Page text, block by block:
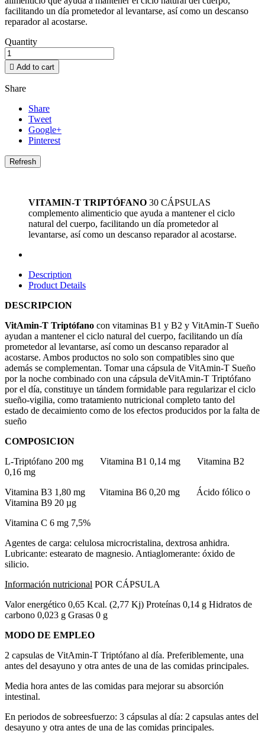
facilitando un día prometedor al levantarse, así como un descanso
reparador al acostarse.
Quantity
 Add to cart
Share
Share
Tweet
Google+
Pinterest
VITAMIN-T TRIPTÓFANO 30 CÁPSULAS
complemento alimenticio que ayuda a mantener el ciclo
natural del cuerpo, facilitando un día prometedor al
levantarse, así como un descanso reparador al acostarse.
Description
Product Details
DESCRIPCION
VitAmin-T Triptófano con vitaminas B1 y B2 y VitAmin-T Sueño
ayudan a mantener el ciclo natural del cuerpo, facilitando un día
prometedor al levantarse, así como un descanso reparador al
acostarse. Ambos productos no solo son compatibles sino que
además se complementan. Tomar una cápsula de VitAmin-T Sueño
por la noche combinado con una cápsula deVitAmin-T Triptófano
por el día, constituye un tándem formidable para regularizar el ciclo
sueño-vigilia, como tratamiento nutricional completo tanto del
estado de decaimiento como de los efectos producidos por la falta de
sueño
COMPOSICION
L-Triptófano 200 mg Vitamina B1 0,14 mg Vitamina B2
0,16 mg
Vitamina B3 1,80 mg Vitamina B6 0,20 mg Ácido fólico o
Vitamina B9 20 µg
Vitamina C 6 mg 7,5%
Agentes de carga: celulosa microcristalina, dextrosa anhidra.
Lubricante: estearato de magnesio. Antiaglomerante: óxido de
silicio.
Información nutricional POR CÁPSULA
Valor energético 0,65 Kcal. (2,77 Kj) Proteínas 0,14 g Hidratos de
carbono 0,023 g Grasas 0 g
MODO DE EMPLEO
2 capsulas de VitAmin-T Triptófano al día. Preferiblemente, una
antes del desayuno y otra antes de una de las comidas principales.
Media hora antes de las comidas para mejorar su absorción
intestinal.
En periodos de sobreesfuerzo: 3 cápsulas al día: 2 capsulas antes del
desayuno y otra antes de una de las comidas principales.